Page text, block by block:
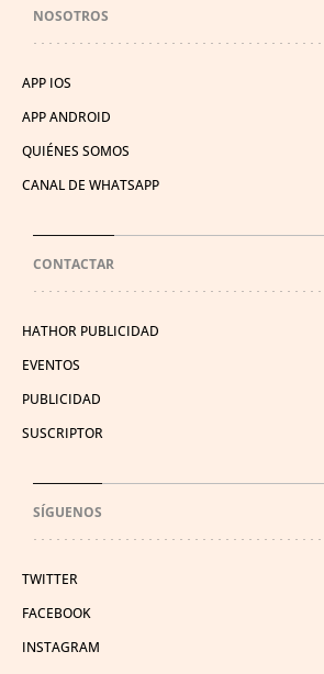
NOSOTROS
APP IOS
APP ANDROID
QUIÉNES SOMOS
CANAL DE WHATSAPP
CONTACTAR
HATHOR PUBLICIDAD
EVENTOS
PUBLICIDAD
SUSCRIPTOR
SÍGUENOS
TWITTER
FACEBOOK
INSTAGRAM